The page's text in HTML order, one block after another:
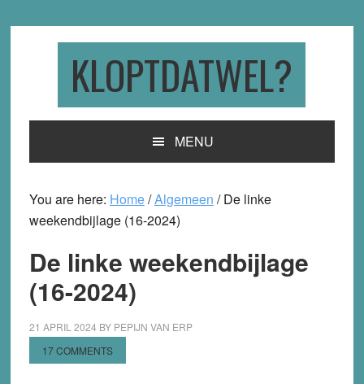
KLOPTDATWEL?
MENU
You are here: Home/Algemeen /De linke
weekendbijlage (16-2024)
De linke weekendbijlage
(16-2024)
21 APRIL 2024 BY PEPIJN VAN ERP
17 COMMENTS